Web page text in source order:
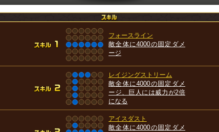
フォースライン
敵全体に4000の固定ダメ
ージ
レイジングストリーム
敵全体に4000の固定ダメ
ージ、巨人には威力が2倍
になる
アイスダスト
敵全体に4000の固定ダメ